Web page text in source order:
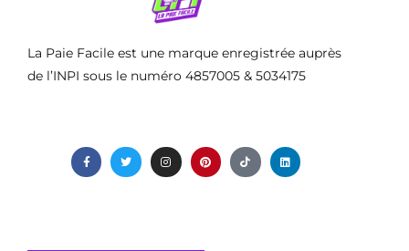
La Paie Facile est une marque enregistrée auprès
de l’INPI sous le numéro 4857005 & 5034175